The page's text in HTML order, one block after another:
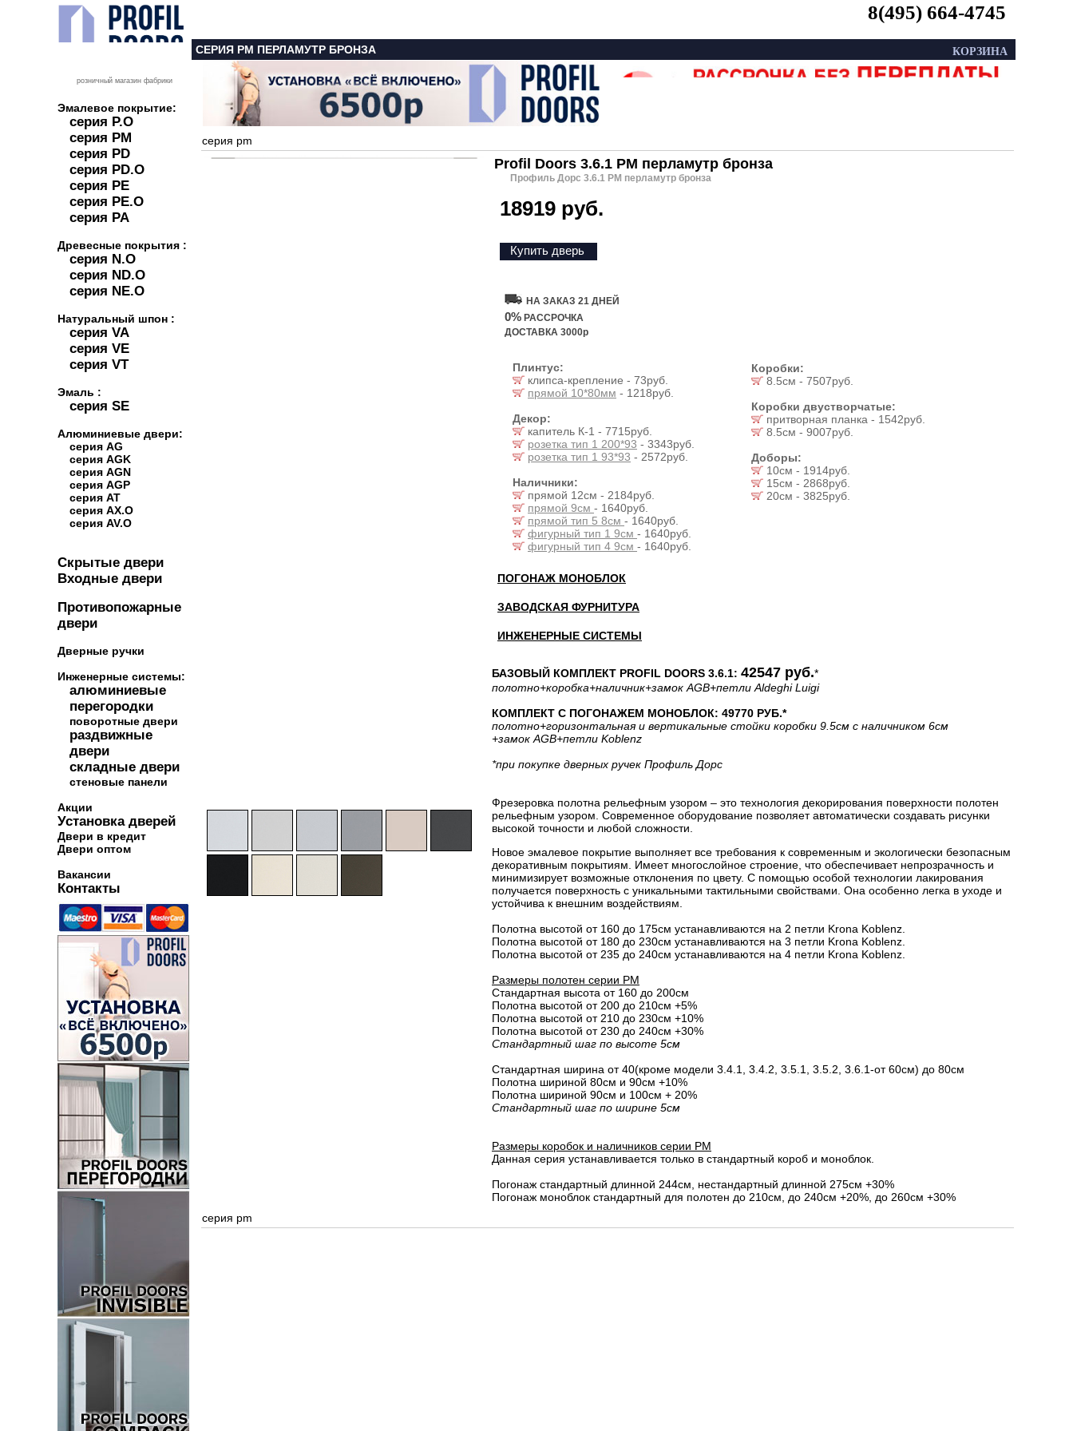
розничный магазин фабрики
Эмалевое покрытие:
серия P.O
серия PM
серия PD
серия PD.O
серия PE
серия PE.O
серия PA
Древесные покрытия :
серия N.O
серия ND.O
серия NE.O
Натуральный шпон :
серия VA
серия VE
серия VT
Эмаль :
серия SE
Алюминиевые двери:
серия AG
серия AGK
серия AGN
серия AGP
серия AT
серия AX.O
серия AV.O
Скрытые двери
Входные двери
Противопожарные
двери
Дверные ручки
Инженерные системы:
алюминиевые
перегородки
поворотные двери
раздвижные
двери
складные двери
стеновые панели
Акции
Установка дверей
Двери в кредит
Двери оптом
Вакансии
Контакты
8(495) 664-4745
КОРЗИНА
СЕРИЯ PM ПЕРЛАМУТР БРОНЗА
серия pm
Profil Doors 3.6.1 PM перламутр бронза
Профиль Дорс 3.6.1 PM перламутр бронза
18919 руб.
Купить дверь
НА ЗАКАЗ 21 ДНЕЙ
0% РАССРОЧКА
ДОСТАВКА 3000р
Плинтус:
клипса-крепление - 73руб.
прямой 10*80мм - 1218руб.
Декор:
капитель К-1 - 7715руб.
розетка тип 1 200*93 - 3343руб.
розетка тип 1 93*93 - 2572руб.
Наличники:
прямой 12см - 2184руб.
прямой 9см - 1640руб.
прямой тип 5 8см - 1640руб.
фигурный тип 1 9см - 1640руб.
фигурный тип 4 9см - 1640руб.
Коробки:
8.5см - 7507руб.
Коробки двустворчатые:
притворная планка - 1542руб.
8.5см - 9007руб.
Доборы:
10см - 1914руб.
15см - 2868руб.
20см - 3825руб.
ПОГОНАЖ МОНОБЛОК
ЗАВОДСКАЯ ФУРНИТУРА
ИНЖЕНЕРНЫЕ СИСТЕМЫ
БАЗОВЫЙ КОМПЛЕКТ PROFIL DOORS 3.6.1: 42547 руб.*
полотно+коробка+наличник+замок AGB+петли Aldeghi Luigi
КОМПЛЕКТ С ПОГОНАЖЕМ МОНОБЛОК: 49770 РУБ.*
полотно+горизонтальная и вертикальные стойки коробки 9.5см с наличником 6см
+замок AGB+петли Koblenz
*при покупке дверных ручек Профиль Дорс
Фрезеровка полотна рельефным узором – это технология декорирования поверхности полотен
рельефным узором. Современное оборудование позволяет автоматически создавать рисунки
высокой точности и любой сложности.
Новое эмалевое покрытие выполняет все требования к современным и экологически безопасным
декоративным покрытиям. Имеет многослойное строение, что обеспечивает непрозрачность и
минимизирует возможные отклонения по цвету. С помощью особой технологии лакирования
получается поверхность с уникальными тактильными свойствами. Она особенно легка в уходе и
устойчива к внешним воздействиям.
Полотна высотой от 160 до 175см устанавливаются на 2 петли Krona Koblenz.
Полотна высотой от 180 до 230см устанавливаются на 3 петли Krona Koblenz.
Полотна высотой от 235 до 240см устанавливаются на 4 петли Krona Koblenz.
Размеры полотен серии PM
Стандартная высота от 160 до 200см
Полотна высотой от 200 до 210см +5%
Полотна высотой от 210 до 230см +10%
Полотна высотой от 230 до 240см +30%
Стандартный шаг по высоте 5см
Стандартная ширина от 40(кроме модели 3.4.1, 3.4.2, 3.5.1, 3.5.2, 3.6.1-от 60см) до 80см
Полотна шириной 80cм и 90cм +10%
Полотна шириной 90см и 100см + 20%
Стандартный шаг по ширине 5см
Размеры коробок и наличников серии PM
Данная серия устанавливается только в стандартный короб и моноблок.
Погонаж стандартный длинной 244см, нестандартный длинной 275см +30%
Погонаж моноблок стандартный для полотен до 210см, до 240см +20%, до 260см +30%
серия pm